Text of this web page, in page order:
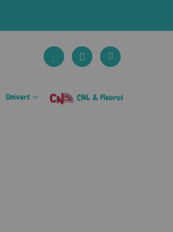
Univers CNL & Fleurus